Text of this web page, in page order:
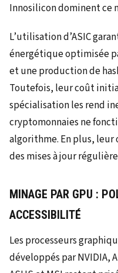
Innosilicon dominent ce
L’utilisation d’ASIC
énergétique optimisée
et une production de
Toutefois, leur coût
spécialisation les rend
cryptomonnaies ne
algorithme. En plus, leur
des mises à jour
MINAGE PAR GPU :
ACCESSIBILITÉ
Les processeurs
développés par NVIDIA,